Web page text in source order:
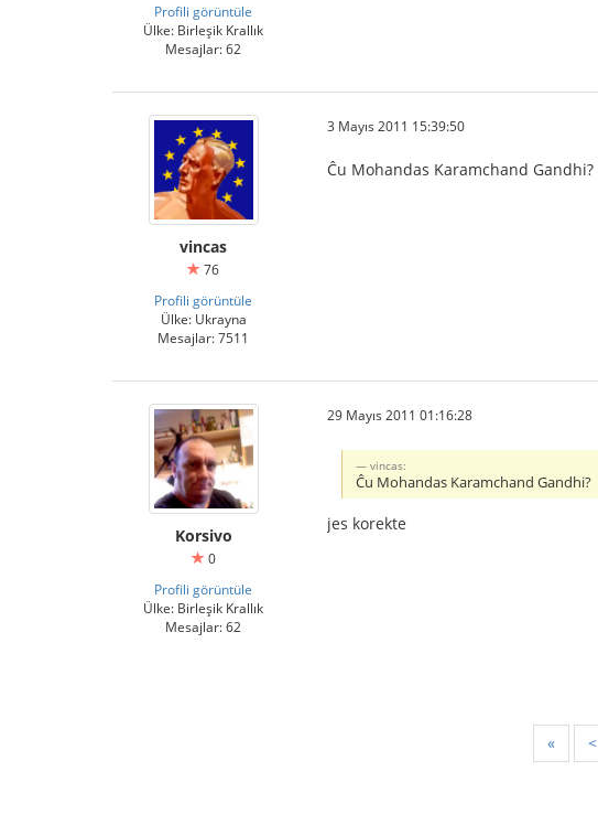
Profili görüntüle
Ülke: Birleşik Krallık
Mesajlar: 62
vincas
76
Profili görüntüle
Ülke: Ukrayna
Mesajlar: 7511
3 Mayıs 2011 15:39:50
Ĉu Mohandas Karamchand Gandhi?
Korsivo
0
Profili görüntüle
Ülke: Birleşik Krallık
Mesajlar: 62
29 Mayıs 2011 01:16:28
vincas:
Ĉu Mohandas Karamchand Gandhi?
jes korekte
« <